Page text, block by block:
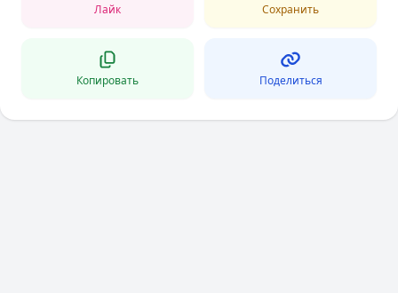
Лайк Сохранить
Копировать Поделиться